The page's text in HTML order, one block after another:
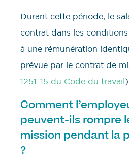
Durant cette période, le
contrat dans les
à une rémunération
prévue par le contrat de
1251-15 du Code du travail
Comment
peuvent-ils rompre
mission pendant la
?